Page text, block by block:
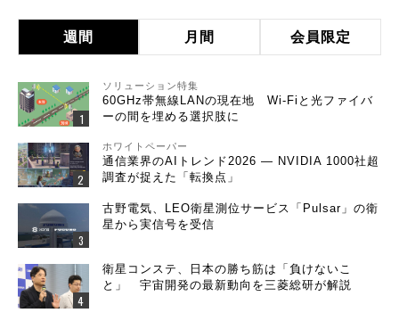
週間 月間 会員限定
ソリューション特集
60GHz帯無線LANの現在地 Wi-Fiと光ファイバ
ーの間を埋める選択肢に
ホワイトペーパー
通信業界のAIトレンド2026 ― NVIDIA 1000社超
調査が捉えた「転換点」
古野電気、LEO衛星測位サービス「Pulsar」の衛
星から実信号を受信
衛星コンステ、日本の勝ち筋は「負けないこ
と」 宇宙開発の最新動向を三菱総研が解説